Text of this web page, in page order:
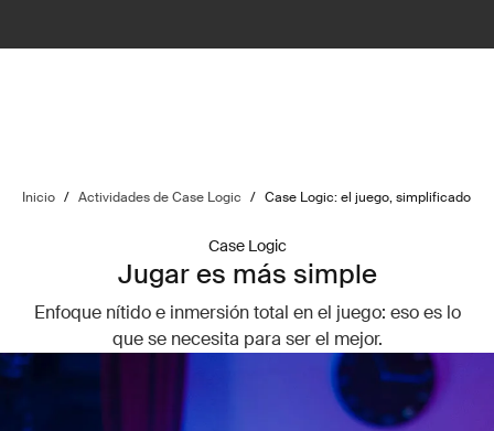
Inicio / Actividades de Case Logic / Case Logic: el juego, simplificado
Case Logic
Jugar es más simple
Enfoque nítido e inmersión total en el juego: eso es lo
que se necesita para ser el mejor.